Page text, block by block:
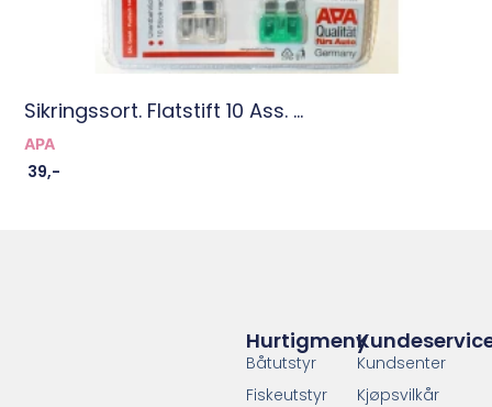
Sikringssort. Flatstift 10 Ass. ...
APA
39,-
Kundsenter
Kjøpsvilkår
Hurtigmeny
Båtutstyr
Fiskeutstyr